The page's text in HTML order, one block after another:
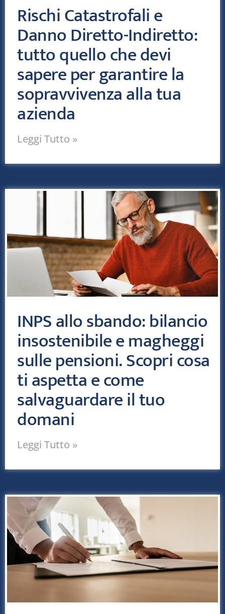
Rischi Catastrofali e
Danno Diretto-Indiretto:
tutto quello che devi
sapere per garantire la
sopravvivenza alla tua
azienda
Leggi Tutto »
INPS allo sbando: bilancio
insostenibile e magheggi
sulle pensioni. Scopri cosa
ti aspetta e come
salvaguardare il tuo
domani
Leggi Tutto »